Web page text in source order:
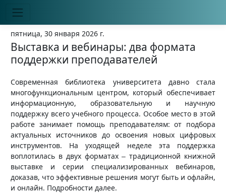
пятница, 30 января 2026 г.
Выставка и вебинары: два формата
поддержки преподавателей
Современная библиотека университета давно стала
многофункциональным центром, который обеспечивает
информационную, образовательную и научную
поддержку всего учебного процесса. Особое место в этой
работе занимает помощь преподавателям: от подбора
актуальных источников до освоения новых цифровых
инструментов. На уходящей неделе эта поддержка
воплотилась в двух форматах–традиционной книжной
выставке и серии специализированных вебинаров,
доказав, что эффективные решения могут быть и офлайн,
и онлайн. Подробности далее.